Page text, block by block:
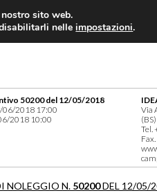
Via
(BS)
Tel.
50200 del 12/05/2018
06/2018 17:00
2018 10:00
NOLEGGIO N. 50200DEL 12/05/
sito web.
nelleimpostazioni.